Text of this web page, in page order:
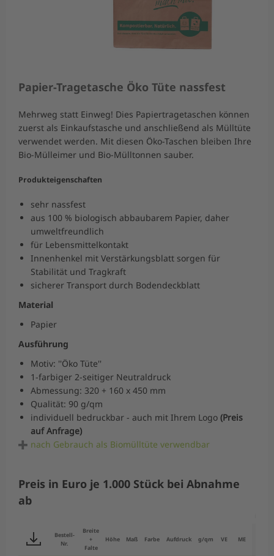
Papier-Tragetasche Öko Tüte nassfest
Mehrweg statt Einweg! Dies Papiertragetaschen können
zuerst als Einkaufstasche und anschließend als Mülltüte
verwendet werden. Mit diesen Öko-Taschen bleiben Ihre
Bio-Mülleimer und Bio-Mülltonnen sauber.
Produkteigenschaften
sehr nassfest
aus 100 % biologisch abbaubarem Papier, daher
umweltfreundlich
für Lebensmittelkontakt
Innenhenkel mit Verstärkungsblatt sorgen für
Stabilität und Tragkraft
sicherer Transport durch Bodendeckblatt
Material
Papier
Ausführung
Motiv: ''Öko Tüte''
1-farbiger 2-seitiger Neutraldruck
Abmessung: 320 + 160 x 450 mm
Qualität: 90 g/qm
individuell bedruckbar - auch mit Ihrem Logo (Preis
auf Anfrage)
nach Gebrauch als Biomülltüte verwendbar
Preis in Euro je 1.000 Stück bei Abnahme
ab
Bestell-
Nr.
Breite
+
Falte
Höhe Maß Farbe Aufdruck g/qm VE ME